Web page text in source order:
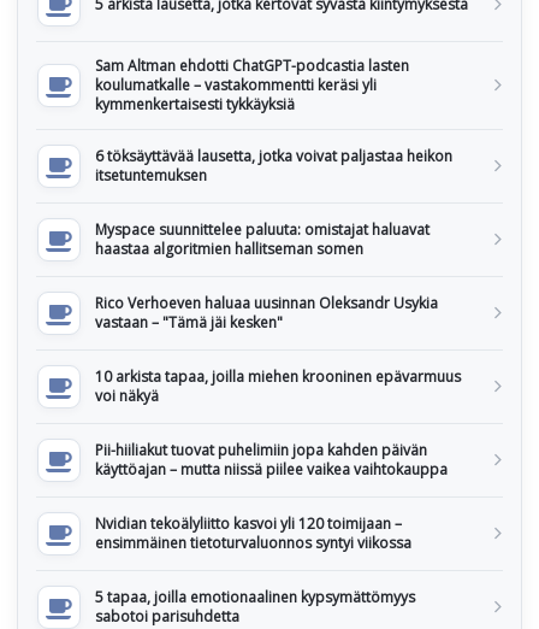
5 arkista lausetta, jotka kertovat syvästä kiintymyksestä
Sam Altman ehdotti ChatGPT-podcastia lasten
koulumatkalle – vastakommentti keräsi yli
kymmenkertaisesti tykkäyksiä
6 töksäyttävää lausetta, jotka voivat paljastaa heikon
itsetuntemuksen
Myspace suunnittelee paluuta: omistajat haluavat
haastaa algoritmien hallitseman somen
Rico Verhoeven haluaa uusinnan Oleksandr Usykia
vastaan – "Tämä jäi kesken"
10 arkista tapaa, joilla miehen krooninen epävarmuus
voi näkyä
Pii-hiiliakut tuovat puhelimiin jopa kahden päivän
käyttöajan – mutta niissä piilee vaikea vaihtokauppa
Nvidian tekoälyliitto kasvoi yli 120 toimijaan –
ensimmäinen tietoturvaluonnos syntyi viikossa
5 tapaa, joilla emotionaalinen kypsymättömyys
sabotoi parisuhdetta